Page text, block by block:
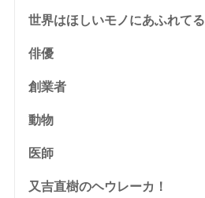
世界はほしいモノにあふれてる
俳優
創業者
動物
医師
又吉直樹のヘウレーカ！